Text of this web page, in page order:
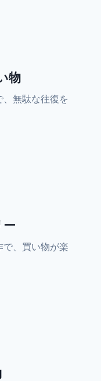
物
無駄な往復を
、買い物が楽